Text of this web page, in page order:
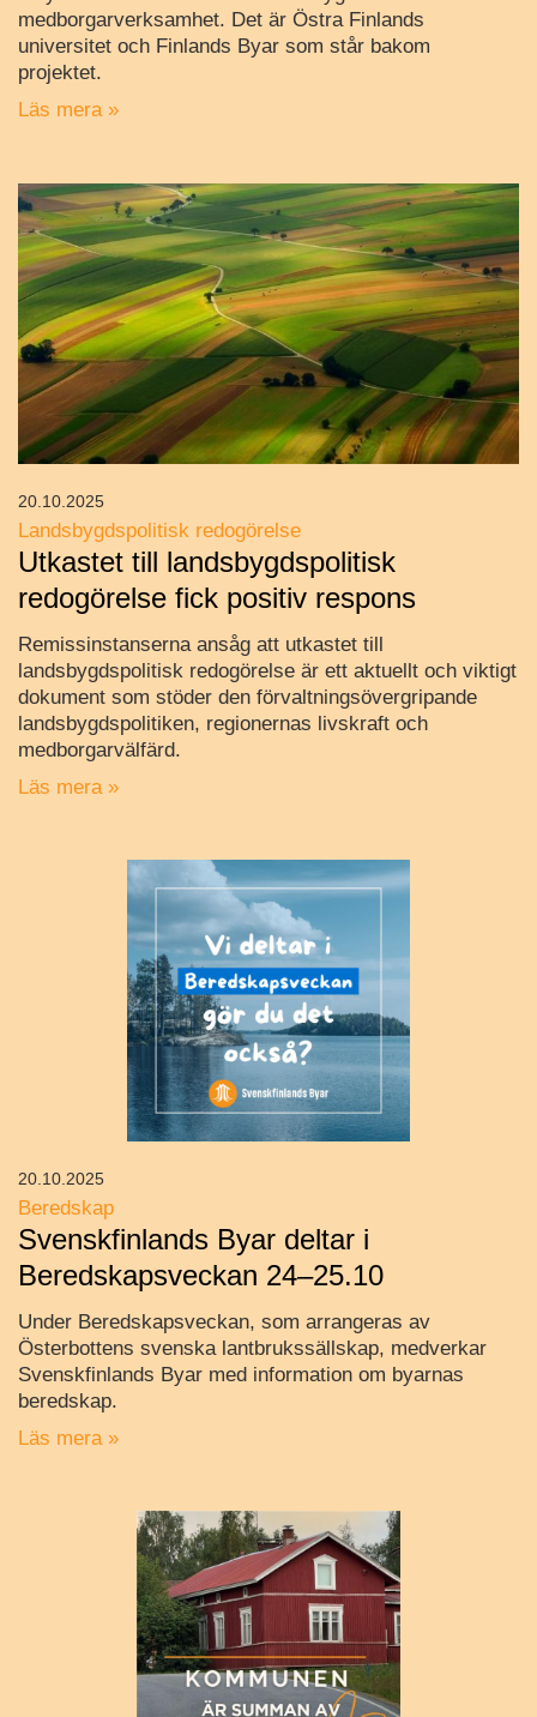
medborgarverksamhet. Det är Östra Finlands
universitet och Finlands Byar som står bakom
projektet.
Läs mera »
Landsbygdspolitisk redogörelse
Utkastet till landsbygdspolitisk
redogörelse fick positiv respons
Remissinstanserna ansåg att utkastet till
landsbygdspolitisk redogörelse är ett aktuellt och viktigt
dokument som stöder den förvaltningsövergripande
landsbygdspolitiken, regionernas livskraft och
medborgarvälfärd.
Läs mera »
20.10.2025
Beredskap
Svenskfinlands Byar deltar i
Beredskapsveckan 24–25.10
Under Beredskapsveckan, som arrangeras av
Österbottens svenska lantbrukssällskap, medverkar
Svenskfinlands Byar med information om byarnas
beredskap.
Läs mera »
20.10.2025